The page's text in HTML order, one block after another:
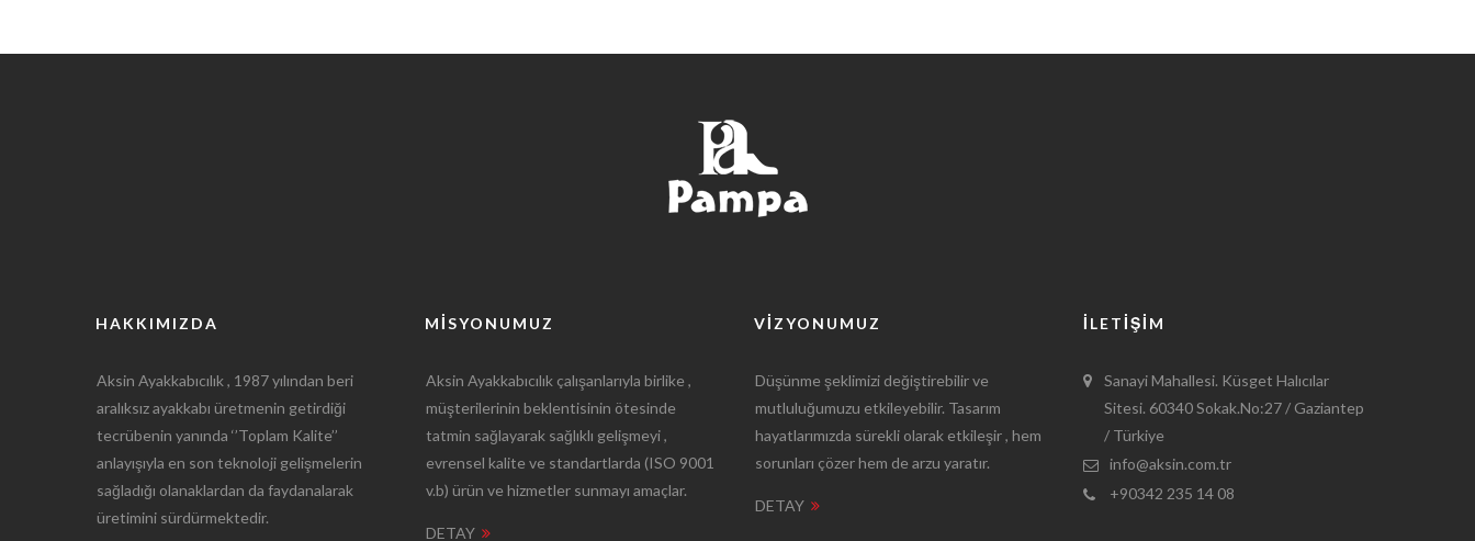
HAKKIMIZDA
Aksin Ayakkabıcılık , 1987 yılından beri
aralıksız ayakkabı üretmenin getirdiği
tecrübenin yanında ‘’Toplam Kalite’’
anlayışıyla en son teknoloji gelişmelerin
sağladığı olanaklardan da faydanalarak
üretimini sürdürmektedir.
MISYONUMUZ
Aksin Ayakkabıcılık çalışanlarıyla birlike ,
müşterilerinin beklentisinin ötesinde
tatmin sağlayarak sağlıklı gelişmeyi ,
evrensel kalite ve standartlarda (ISO 9001
v.b) ürün ve hizmetler sunmayı amaçlar.
DETAY
VIZYONUMUZ
Düşünme şeklimizi değiştirebilir ve
mutluluğumuzu etkileyebilir. Tasarım
hayatlarımızda sürekli olarak etkileşir , hem
sorunları çözer hem de arzu yaratır.
DETAY
İLETİŞİM
Sanayi Mahallesi. Küsget Halıcılar
Sitesi. 60340 Sokak.No:27 / Gaziantep
/ Türkiye
info@aksin.com.tr
+90342 235 14 08